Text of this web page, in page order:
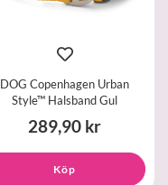
DOG Copenhagen Urban
Style™ Halsband Gul
289,90 kr
Köp